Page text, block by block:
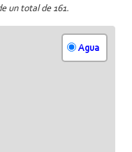
un total de 161.
Agua